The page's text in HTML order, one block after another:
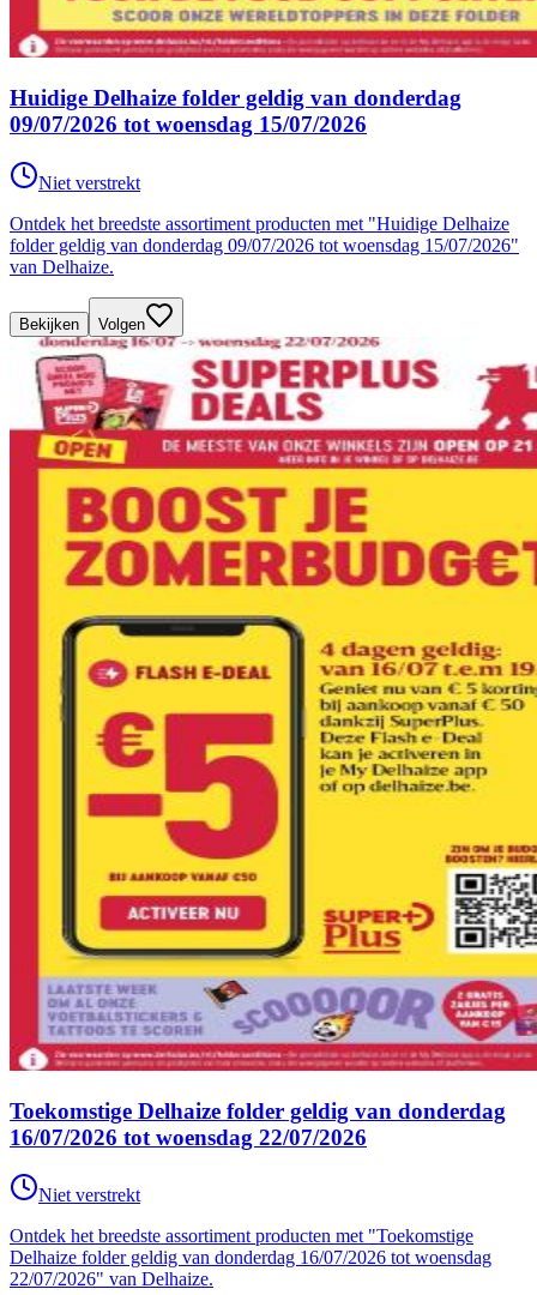
Huidige Delhaize folder geldig van donderdag
09/07/2026 tot woensdag 15/07/2026
Niet verstrekt
Ontdek het breedste assortiment producten met "Huidige Delhaize
folder geldig van donderdag 09/07/2026 tot woensdag 15/07/2026"
van Delhaize.
Bekijken Volgen
Toekomstige Delhaize folder geldig van donderdag
16/07/2026 tot woensdag 22/07/2026
Niet verstrekt
Ontdek het breedste assortiment producten met "Toekomstige
Delhaize folder geldig van donderdag 16/07/2026 tot woensdag
22/07/2026" van Delhaize.